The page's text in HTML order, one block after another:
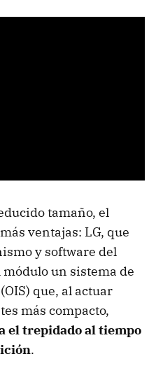
tamaño, el
ventajas: LG, que
y software del
un sistema de
que, al actuar
más compacto,
el trepidado al tiempo
.